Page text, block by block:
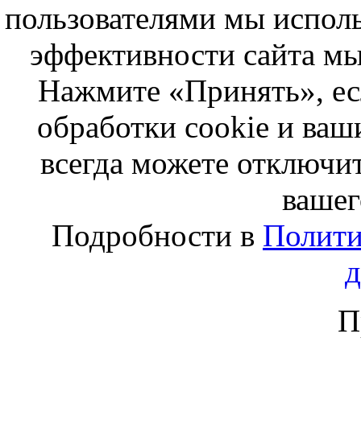
пользователями мы
эффективности сайта
Нажмите «Принять»,
обработки cookie и
всегда можете
Подробности в